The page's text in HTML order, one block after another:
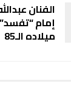
الفنان
إمام
ميلاده الـ85